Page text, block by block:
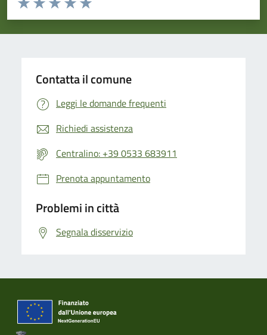
Valuta 5 stelle su 5
Valuta 4 stelle su 5
Valuta 3 stelle su 5
Valuta 2 stelle su 5
Valuta 1 stelle su 5
Contatta il comune
Leggi le domande frequenti
Richiedi assistenza
Centralino: +39 0533 683911
Prenota appuntamento
Problemi in città
Segnala disservizio